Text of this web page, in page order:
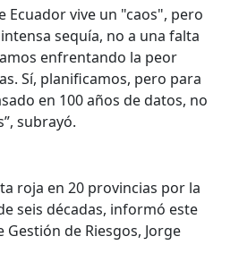
Ecuador vive un "caos", pero
sequía, no a una falta
enfrentando la peor
Sí, planificamos, pero para
en 100 años de datos, no
subrayó.
roja en 20 provincias por la
seis décadas, informó este
de Riesgos, Jorge